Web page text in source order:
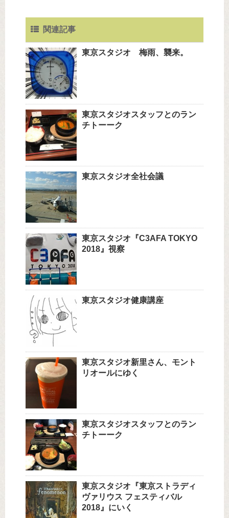
関連記事
東京スタジオ 梅雨、襲来。
東京スタジオスタッフとのラン
チトーーク
東京スタジオ全社会議
東京スタジオ『C3AFA TOKYO
2018』視察
東京スタジオ健康講座
東京スタジオ新里さん、モント
リオールにゆく
東京スタジオスタッフとのラン
チトーーク
東京スタジオ『東京ストラディ
ヴァリウス フェスティバル
2018』にいく